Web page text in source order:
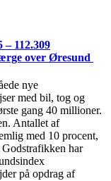
112.309
over Øresund
nye
med bil, tog og
gang 40 millioner.
Antallet af
med 10 procent,
Godstrafikken har
på opdrag af